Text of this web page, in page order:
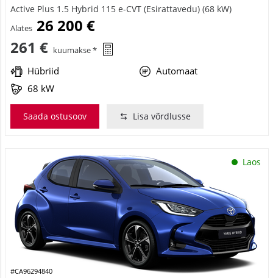
Active Plus 1.5 Hybrid 115 e-CVT (Esirattavedu) (68 kW)
Alates 26 200 €
261 € kuumakse *
Hübriid
Automaat
68 kW
Saada ostusoov Lisa võrdlusse
Laos
#CA96294840